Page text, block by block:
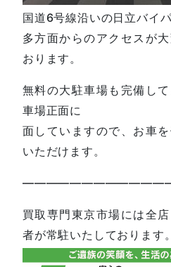
国道6号線沿いの日立バイ
多方面からのアクセスが
おります。
無料の大駐車場も完備し
車場正面に
面していますので、お車
いただけます。
買取専門東京市場には全
者が常駐いたしております。